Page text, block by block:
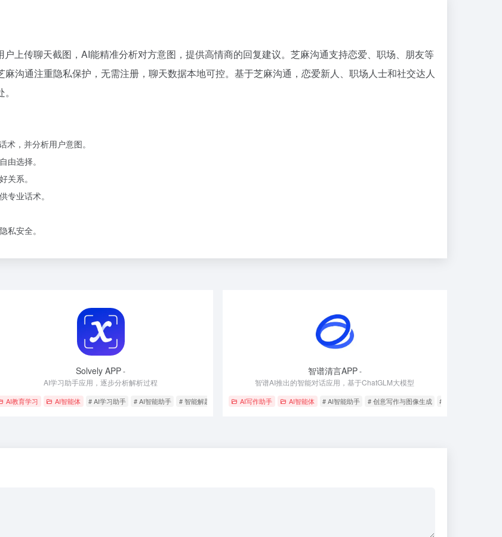
上传聊天截图，AI能精准分析对方意图，提供高情商的回复建议。芝麻沟通支持恋爱、职场、朋友等
沟通注重隐私保护，无需注册，聊天数据本地可控。基于芝麻沟通，恋爱新人、职场人士和社交达人
术，并分析用户意图。
由选择。
关系。
专业话术。
私安全。
Solvely APP-
AI学习助手应用，逐步分析解析过程
AI教育学习 AI智能体 # AI学习助手 # AI智能助手 # 智能解题
智谱清言APP-
智谱AI推出的智能对话应用，基于ChatGLM大模型
AI写作助手 AI智能体 # AI智能助手 # 创意写作与图像生成 # 多轮对话